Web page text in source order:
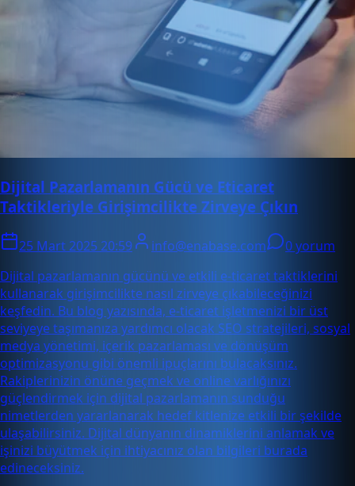
Dijital Pazarlamanın Gücü ve Eticaret
Taktikleriyle Girişimcilikte Zirveye Çıkın
25 Mart 2025 20:59 info@enabase.com
0 yorum
Dijital pazarlamanın gücünü ve etkili e-ticaret taktiklerini
kullanarak girişimcilikte nasıl zirveye çıkabileceğinizi
keşfedin. Bu blog yazısında, e-ticaret işletmenizi bir üst
seviyeye taşımanıza yardımcı olacak SEO stratejileri, sosyal
medya yönetimi, içerik pazarlaması ve dönüşüm
optimizasyonu gibi önemli ipuçlarını bulacaksınız.
Rakiplerinizin önüne geçmek ve online varlığınızı
güçlendirmek için dijital pazarlamanın sunduğu
nimetlerden yararlanarak hedef kitlenize etkili bir şekilde
ulaşabilirsiniz. Dijital dünyanın dinamiklerini anlamak ve
işinizi büyütmek için ihtiyacınız olan bilgileri burada
edineceksiniz.